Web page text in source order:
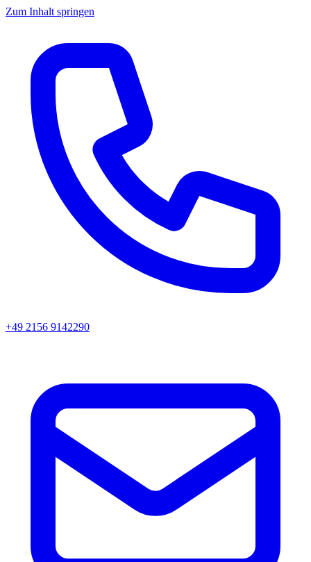
Zum Inhalt springen
+49 2156 9142290